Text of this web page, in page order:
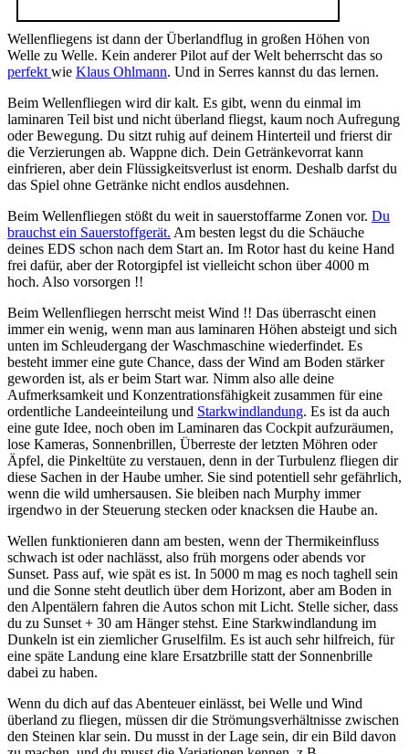
Wellenfliegens ist dann der Überlandflug in großen Höhen von
Welle zu Welle. Kein anderer Pilot auf der Welt beherrscht das so
perfekt wie Klaus Ohlmann. Und in Serres kannst du das lernen.
Beim Wellenfliegen wird dir kalt. Es gibt, wenn du einmal im
laminaren Teil bist und nicht überland fliegst, kaum noch Aufregung
oder Bewegung. Du sitzt ruhig auf deinem Hinterteil und frierst dir
die Verzierungen ab. Wappne dich. Dein Getränkevorrat kann
einfrieren, aber dein Flüssigkeitsverlust ist enorm. Deshalb darfst du
das Spiel ohne Getränke nicht endlos ausdehnen.
Beim Wellenfliegen stößt du weit in sauerstoffarme Zonen vor. Du
brauchst ein Sauerstoffgerät. Am besten legst du die Schäuche
deines EDS schon nach dem Start an. Im Rotor hast du keine Hand
frei dafür, aber der Rotorgipfel ist vielleicht schon über 4000 m
hoch. Also vorsorgen !!
Beim Wellenfliegen herrscht meist Wind !! Das überrascht einen
immer ein wenig, wenn man aus laminaren Höhen absteigt und sich
unten im Schleudergang der Waschmaschine wiederfindet. Es
besteht immer eine gute Chance, dass der Wind am Boden stärker
geworden ist, als er beim Start war. Nimm also alle deine
Aufmerksamkeit und Konzentrationsfähigkeit zusammen für eine
ordentliche Landeeinteilung und Starkwindlandung. Es ist da auch
eine gute Idee, noch oben im Laminaren das Cockpit aufzuräumen,
lose Kameras, Sonnenbrillen, Überreste der letzten Möhren oder
Äpfel, die Pinkeltüte zu verstauen, denn in der Turbulenz fliegen dir
diese Sachen in der Haube umher. Sie sind potentiell sehr gefährlich,
wenn die wild umhersausen. Sie bleiben nach Murphy immer
irgendwo in der Steuerung stecken oder knacksen die Haube an.
Wellen funktionieren dann am besten, wenn der Thermikeinfluss
schwach ist oder nachlässt, also früh morgens oder abends vor
Sunset. Pass auf, wie spät es ist. In 5000 m mag es noch taghell sein
und die Sonne steht deutlich über dem Horizont, aber am Boden in
den Alpentälern fahren die Autos schon mit Licht. Stelle sicher, dass
du zu Sunset + 30 am Hänger stehst. Eine Starkwindlandung im
Dunkeln ist ein ziemlicher Gruselfilm. Es ist auch sehr hilfreich, für
eine späte Landung eine klare Ersatzbrille statt der Sonnenbrille
dabei zu haben.
Wenn du dich auf das Abenteuer einlässt, bei Welle und Wind
überland zu fliegen, müssen dir die Strömungsverhältnisse zwischen
den Steinen klar sein. Du musst in der Lage sein, dir ein Bild davon